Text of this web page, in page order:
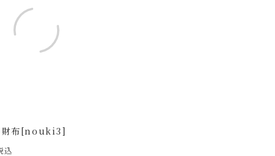
財布[nouki3]
込